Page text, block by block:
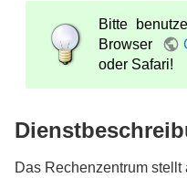
Bitte
Browser
oder Safari!
Das Rechenzentrum